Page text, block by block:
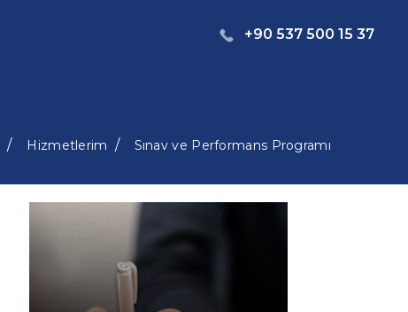
+90 537 500 15 37
Hizmetlerim Sınav ve Performans Programı